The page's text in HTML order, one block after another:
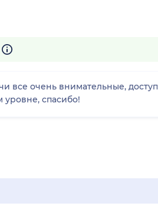
все очень внимательные,
спасибо!